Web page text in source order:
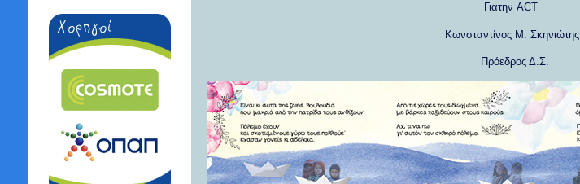
Γιατην ACT
Κωνσταντίνος Μ. Σκηνιώτης
Πρόεδρος Δ.Σ.